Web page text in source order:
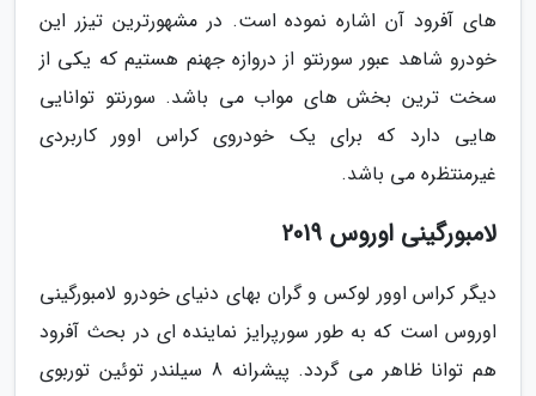
های آفرود آن اشاره نموده است. در مشهورترین تیزر این
خودرو شاهد عبور سورنتو از دروازه جهنم هستیم که یکی از
سخت ترین بخش های مواب می باشد. سورنتو توانایی
هایی دارد که برای یک خودروی کراس اوور کاربردی
غیرمنتظره می باشد.
لامبورگینی اوروس 2019
دیگر کراس اوور لوکس و گران بهای دنیای خودرو لامبورگینی
اوروس است که به طور سورپرایز نماینده ای در بحث آفرود
هم توانا ظاهر می گردد. پیشرانه 8 سیلندر توئین توربوی